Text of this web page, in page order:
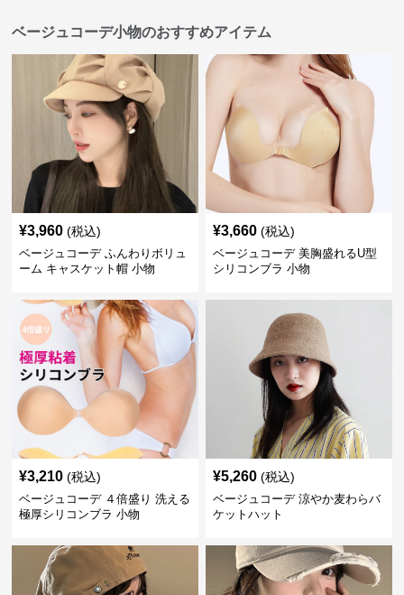
ベージュコーデ小物のおすすめアイテム
¥3,960 (税込)
ベージュコーデ ふんわりボリュ
ーム キャスケット帽 小物
¥3,660 (税込)
ベージュコーデ 美胸盛れるU型
シリコンブラ 小物
¥3,210 (税込)
ベージュコーデ ４倍盛り 洗える
極厚シリコンブラ 小物
¥5,260 (税込)
ベージュコーデ 涼やか麦わらバ
ケットハット